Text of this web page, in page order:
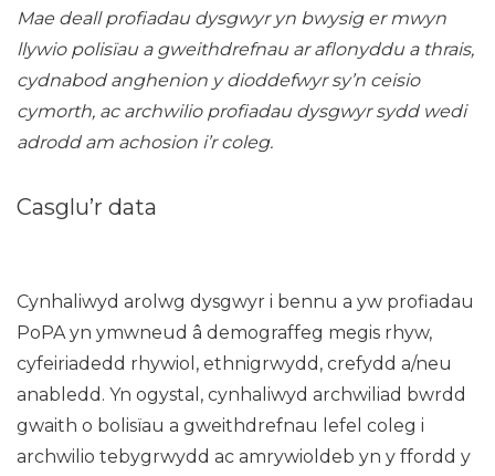
Mae deall profiadau dysgwyr yn bwysig er mwyn
llywio polisïau a gweithdrefnau ar aflonyddu a thrais,
cydnabod anghenion y dioddefwyr sy’n ceisio
cymorth, ac archwilio profiadau dysgwyr sydd wedi
adrodd am achosion i’r coleg.
Casglu’r data
Cynhaliwyd arolwg dysgwyr i bennu a yw profiadau
PoPA yn ymwneud â demograffeg megis rhyw,
cyfeiriadedd rhywiol, ethnigrwydd, crefydd a/neu
anabledd. Yn ogystal, cynhaliwyd archwiliad bwrdd
gwaith o bolisïau a gweithdrefnau lefel coleg i
archwilio tebygrwydd ac amrywioldeb yn y ffordd y